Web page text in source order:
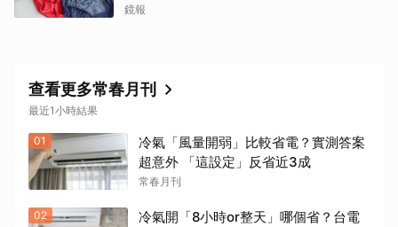
就錯了
鏡報
查看更多常春月刊
最近1小時結果
01
冷氣「風量開弱」比較省電？實測答案
超意外 「這設定」反省近3成
常春月刊
02
冷氣開「8小時or整天」哪個省？台電